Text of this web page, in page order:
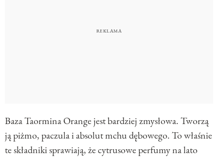
Baza Taormina Orange jest bardziej zmysłowa. Tworzą
ją piżmo, paczula i absolut mchu dębowego. To właśnie
te składniki sprawiają, że cytrusowe perfumy na lato